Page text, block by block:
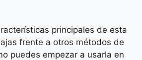
principales de esta
frente a otros métodos de
puedes empezar a usarla en